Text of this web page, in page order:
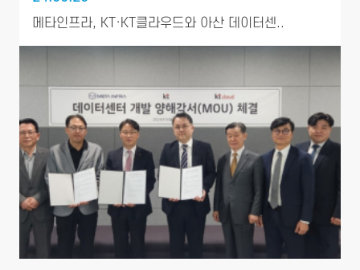
메타인프라, KT·KT클라우드와 아산 데이터센..